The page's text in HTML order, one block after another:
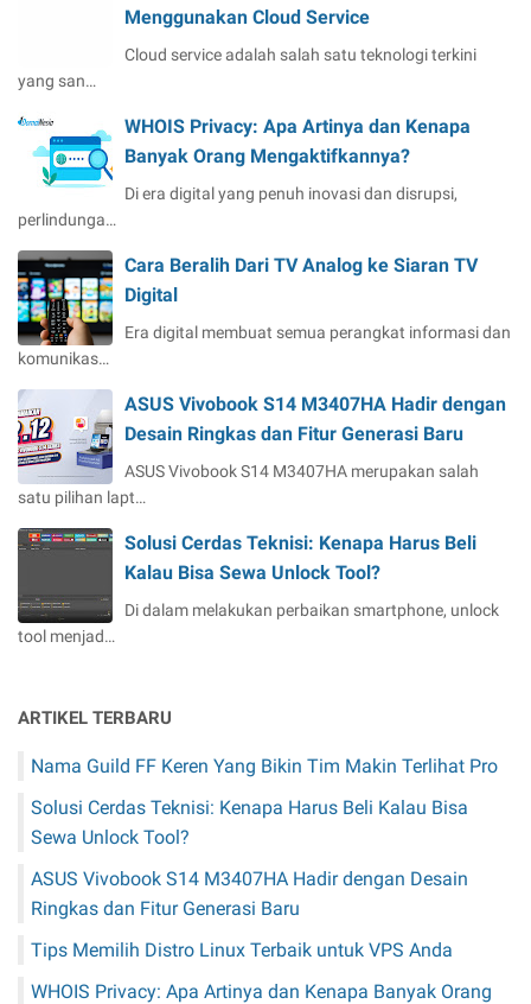
Menggunakan Cloud Service
Cloud service adalah salah satu teknologi terkini
yang san…
WHOIS Privacy: Apa Artinya dan Kenapa
Banyak Orang Mengaktifkannya?
Di era digital yang penuh inovasi dan disrupsi,
perlindunga…
Cara Beralih Dari TV Analog ke Siaran TV
Digital
Era digital membuat semua perangkat informasi dan
komunikas…
ASUS Vivobook S14 M3407HA Hadir dengan
Desain Ringkas dan Fitur Generasi Baru
ASUS Vivobook S14 M3407HA merupakan salah
satu pilihan lapt…
Solusi Cerdas Teknisi: Kenapa Harus Beli
Kalau Bisa Sewa Unlock Tool?
Di dalam melakukan perbaikan smartphone, unlock
tool menjad…
ARTIKEL TERBARU
Nama Guild FF Keren Yang Bikin Tim Makin Terlihat Pro
Solusi Cerdas Teknisi: Kenapa Harus Beli Kalau Bisa
Sewa Unlock Tool?
ASUS Vivobook S14 M3407HA Hadir dengan Desain
Ringkas dan Fitur Generasi Baru
Tips Memilih Distro Linux Terbaik untuk VPS Anda
WHOIS Privacy: Apa Artinya dan Kenapa Banyak Orang